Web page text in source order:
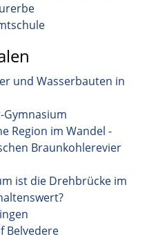
und Wasserbauten in
Gymnasium
Region im Wandel -
Braunkohlerevier
ist die Drehbrücke im
Belvedere